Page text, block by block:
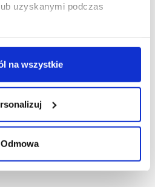
uzyskanymi podczas
na wszystkie
Odmowa
doceniana
i wizerunkowych.
oraz Superbrands
Multikino utrzymuje pozycję
zarówno na rynku polskim,
m.in. europejska nagroda